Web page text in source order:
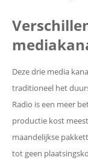
Deze drie media
traditioneel het
Radio is een meer
productie kost
maandelijkse
tot geen